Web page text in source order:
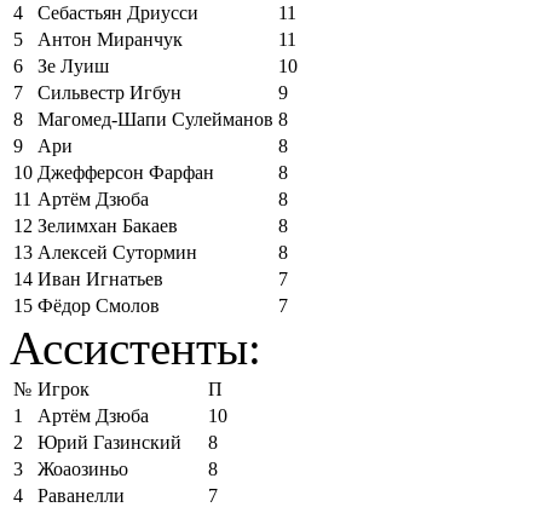
4
Себастьян Дриусси
11
5
Антон Миранчук
11
6
Зе Луиш
10
7
Сильвестр Игбун
9
8
Магомед-Шапи Сулейманов 8
9
Ари
8
10 Джефферсон Фарфан
8
11 Артём Дзюба
8
12 Зелимхан Бакаев
8
13 Алексей Сутормин
8
14 Иван Игнатьев
7
15 Фёдор Смолов 7
Ассистенты:
№ Игрок
П
1
Артём Дзюба
10
2
Юрий Газинский
8
3
Жоаозиньо
8
4
Раванелли
7